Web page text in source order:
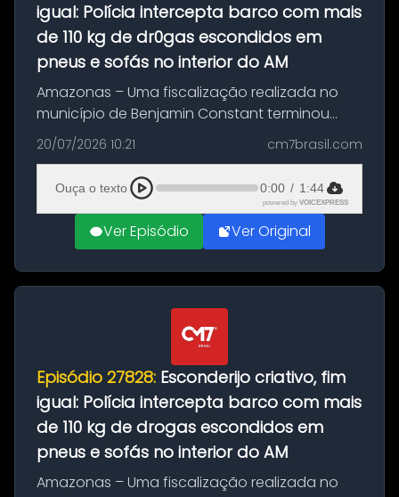
igual: Polícia intercepta barco com mais
de 110 kg de dr0gas escondidos em
pneus e sofás no interior do AM
Amazonas – Uma fiscalização realizada no
município de Benjamin Constant terminou
com a apreensão de aproximadamente 115
quilos de entorpecentes em uma
embarcação atracada no porto da cidade. O
materia...
20/07/2026 10:21 cm7brasil.com
Ouça o texto 0:00 / 1:44
powered by VOICEXPRESS
Ver Episódio Ver Original
Episódio 27828: Esconderijo criativo, fim
igual: Polícia intercepta barco com mais
de 110 kg de drogas escondidos em
pneus e sofás no interior do AM
Amazonas – Uma fiscalização realizada no